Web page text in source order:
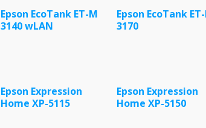
Epson EcoTank ET-M
3140 wLAN
Epson EcoTank
3170
Epson Expression
Home XP-5115
Epson Expression
Home XP-5150